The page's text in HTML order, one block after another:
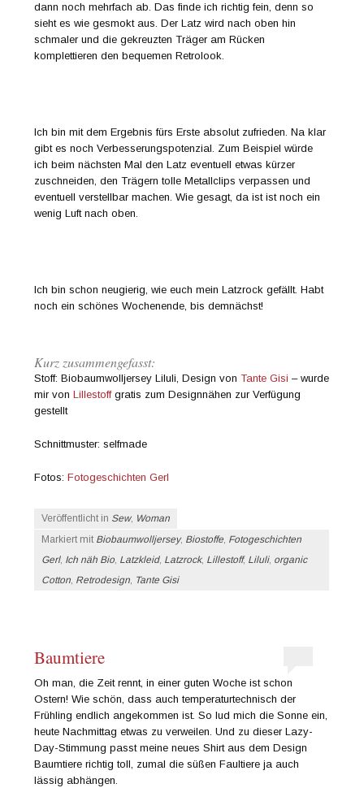
dann noch mehrfach ab. Das finde ich richtig fein, denn so
sieht es wie gesmokt aus. Der Latz wird nach oben hin
schmaler und die gekreuzten Träger am Rücken
komplettieren den bequemen Retrolook.
Ich bin mit dem Ergebnis fürs Erste absolut zufrieden. Na klar
gibt es noch Verbesserungspotenzial. Zum Beispiel würde
ich beim nächsten Mal den Latz eventuell etwas kürzer
zuschneiden, den Trägern tolle Metallclips verpassen und
eventuell verstellbar machen. Wie gesagt, da ist ist noch ein
wenig Luft nach oben.
Ich bin schon neugierig, wie euch mein Latzrock gefällt. Habt
noch ein schönes Wochenende, bis demnächst!
Kurz zusammengefasst:
Stoff: Biobaumwolljersey Liluli, Design vonTante Gisi – wurde
mir vonLillestoffgratis zum Designnähen zur Verfügung
gestellt
Schnittmuster: selfmade
Fotos:Fotogeschichten Gerl
Veröffentlicht in Sew, Woman
Markiert mit Biobaumwolljersey, Biostoffe, Fotogeschichten
Gerl, Ich näh Bio, Latzkleid, Latzrock, Lillestoff, Liluli, organic
Cotton, Retrodesign, Tante Gisi
Baumtiere
Oh man, die Zeit rennt, in einer guten Woche ist schon
Ostern! Wie schön, dass auch temperaturtechnisch der
Frühling endlich angekommen ist. So lud mich die Sonne ein,
heute Nachmittag etwas zu verweilen. Und zu dieser Lazy-
Day-Stimmung passt meine neues Shirt aus dem Design
Baumtiere richtig toll, zumal die süßen Faultiere ja auch
lässig abhängen.